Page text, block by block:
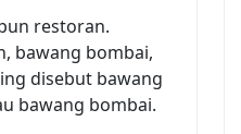
restoran.
bawang bombai,
disebut bawang
bawang bombai.